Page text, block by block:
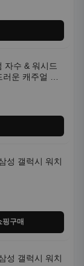
자수 & 워시드
운 캐주얼 모
성 갤럭시 워치
핑구매
성 갤럭시 워치